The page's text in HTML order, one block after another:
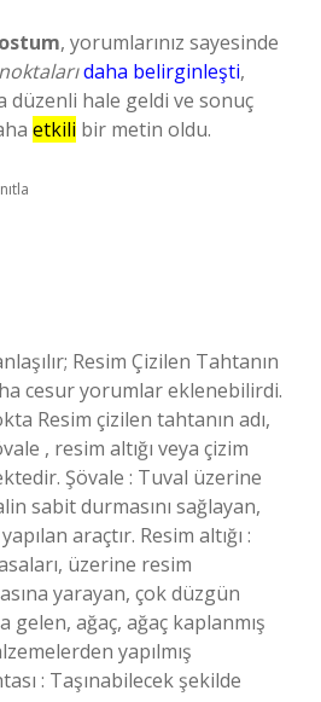
, yorumlarınız sayesinde
daha belirginleşti,
düzenli hale geldi ve sonuç
etkili bir metin oldu.
Resim Çizilen Tahtanın
cesur yorumlar eklenebilirdi.
Resim çizilen tahtanın adı,
, resim altığı veya çizim
Şövale : Tuval üzerine
sabit durmasını sağlayan,
araçtır. Resim altığı :
üzerine resim
yarayan, çok düzgün
gelen, ağaç, ağaç kaplanmış
yapılmış
: Taşınabilecek şekilde